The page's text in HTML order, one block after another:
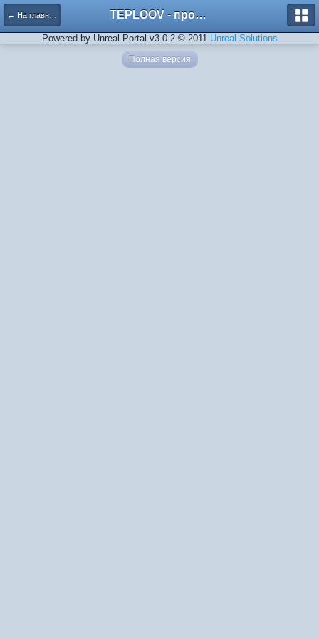
← На главную TEPLOOV - программный комплекс для расчёта систем отопления и вентиляции
Powered by Unreal Portal v3.0.2 © 2011 Unreal Solutions
Полная версия